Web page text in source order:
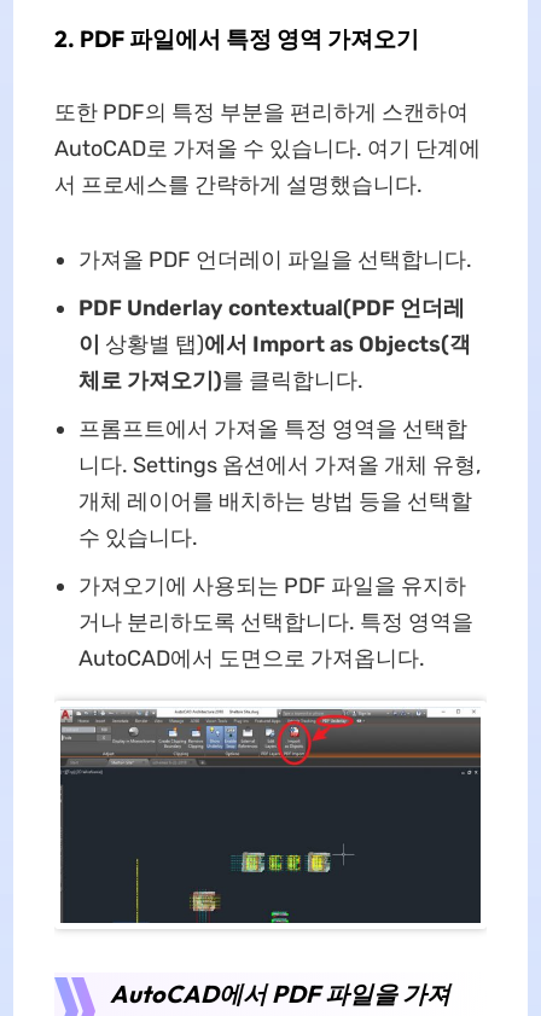
2. PDF 파일에서 특정 영역 가져오기
또한 PDF의 특정 부분을 편리하게 스캔하여
AutoCAD로 가져올 수 있습니다. 여기 단계에
서 프로세스를 간략하게 설명했습니다.
가져올 PDF 언더레이 파일을 선택합니다.
PDF Underlay contextual(PDF 언더레
이 상황별 탭)에서 Import as Objects(객
체로 가져오기)를 클릭합니다.
프롬프트에서 가져올 특정 영역을 선택합
니다. Settings 옵션에서 가져올 개체 유형,
개체 레이어를 배치하는 방법 등을 선택할
수 있습니다.
가져오기에 사용되는 PDF 파일을 유지하
거나 분리하도록 선택합니다. 특정 영역을
AutoCAD에서 도면으로 가져옵니다.
AutoCAD에서 PDF 파일을 가져